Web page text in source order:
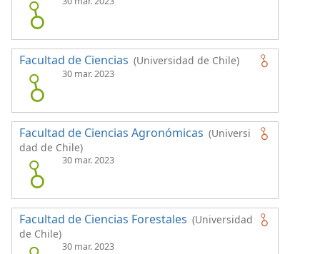
Facultad de Ciencias (Universidad de Chile)
30 mar. 2023
Facultad de Ciencias Agronómicas (Universi
dad de Chile)
30 mar. 2023
Facultad de Ciencias Forestales (Universidad
de Chile)
30 mar. 2023